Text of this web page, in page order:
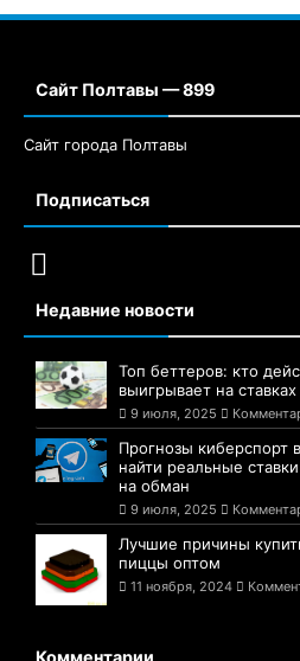
Сайт Полтавы — 899
Сайт города Полтавы
Подписаться
Недавние новости
Топ беттеров: кто
выигрывает на ставках
9 июля, 2025
Прогнозы киберспорт
найти реальные
на обман
9 июля, 2025
Лучшие причины
пиццы оптом
11 ноября, 2024
Комментарии